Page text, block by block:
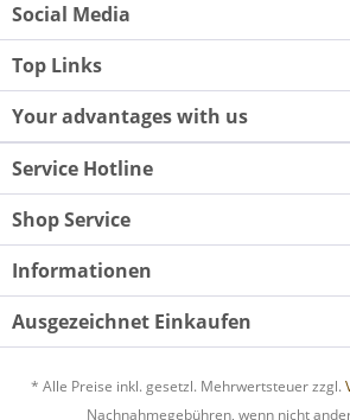
Social Media
Top Links
Your advantages with us
Service Hotline
Shop Service
Informationen
Ausgezeichnet Einkaufen
* Alle Preise inkl. gesetzl. Mehrwertsteuer zzgl.
Nachnahmegebühren, wenn nicht